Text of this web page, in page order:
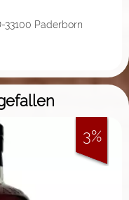
33100 Paderborn
3%